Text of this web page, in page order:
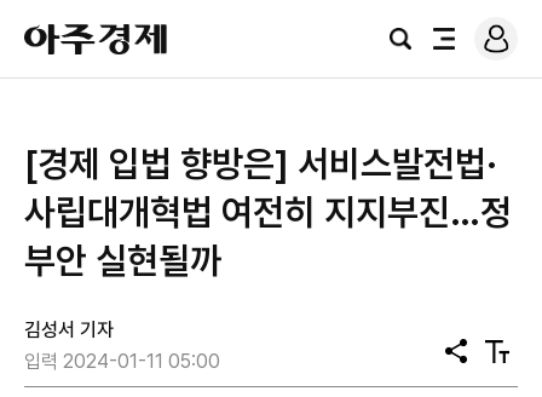
아
주
경
검
전
로
그
[경제 입법 향방은] 서비스발전법·
사립대개혁법 여전히 지지부진…정
부안 실현될까
김성서 기자
입력 2024-01-11 05:00
공
유
텍
스